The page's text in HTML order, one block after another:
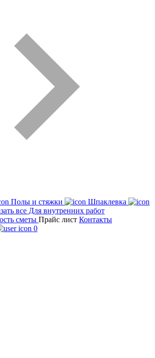
Полы и стяжки
Шпаклевка
все Для внутренних работ
сметы Прайс лист Контакты
0